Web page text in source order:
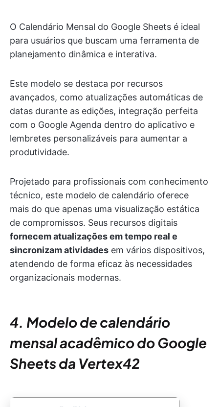
O Calendário Mensal do Google Sheets é ideal
para usuários que buscam uma ferramenta de
planejamento dinâmica e interativa.
Este modelo se destaca por recursos
avançados, como atualizações automáticas de
datas durante as edições, integração perfeita
com o Google Agenda dentro do aplicativo e
lembretes personalizáveis para aumentar a
produtividade.
Projetado para profissionais com conhecimento
técnico, este modelo de calendário oferece
mais do que apenas uma visualização estática
de compromissos. Seus recursos digitais
fornecem atualizações em tempo real e
sincronizam atividades em vários dispositivos,
atendendo de forma eficaz às necessidades
organizacionais modernas.
4. Modelo de calendário
mensal acadêmico do Google
Sheets da Vertex42